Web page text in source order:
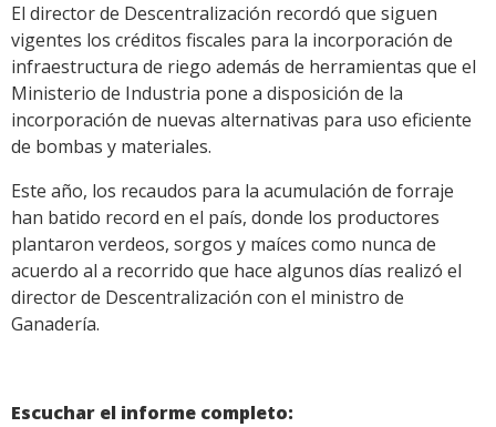
El director de Descentralización recordó que siguen
vigentes los créditos fiscales para la incorporación de
infraestructura de riego además de herramientas que el
Ministerio de Industria pone a disposición de la
incorporación de nuevas alternativas para uso eficiente
de bombas y materiales.
Este año, los recaudos para la acumulación de forraje
han batido record en el país, donde los productores
plantaron verdeos, sorgos y maíces como nunca de
acuerdo al a recorrido que hace algunos días realizó el
director de Descentralización con el ministro de
Ganadería.
Escuchar el informe completo: